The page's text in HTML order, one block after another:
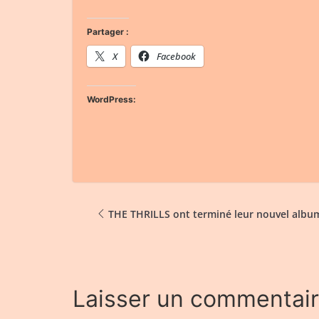
Partager :
X Facebook
WordPress:
THE THRILLS ont terminé leur nouvel
Laisser un